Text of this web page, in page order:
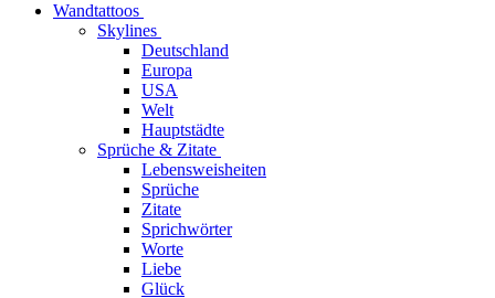
Wandtattoos
Skylines
Deutschland
Europa
USA
Welt
Hauptstädte
Sprüche & Zitate
Lebensweisheiten
Sprüche
Zitate
Sprichwörter
Worte
Liebe
Glück